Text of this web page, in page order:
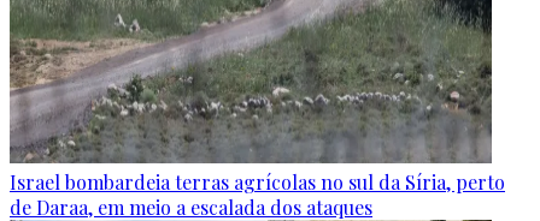
Israel bombardeia terras agrícolas no sul da Síria, perto
de Daraa, em meio a escalada dos ataques